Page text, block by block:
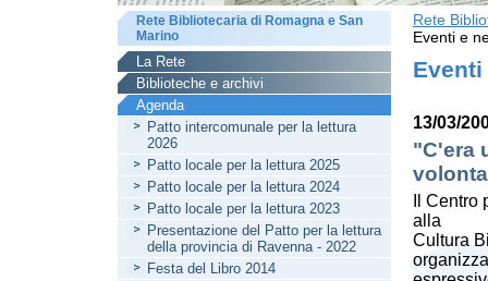
Rete
Eventi e
Eventi
13/03/
"C'era
Il
alla
Cultura
Rete Bibliotecaria di Romagna e San
Marino
La Rete
Biblioteche e archivi
Agenda
Patto intercomunale per la lettura
2026
Patto locale per la lettura 2025
Patto locale per la lettura 2024
Patto locale per la lettura 2023
Presentazione del Patto per la lettura
della provincia di Ravenna - 2022
Festa del Libro 2014